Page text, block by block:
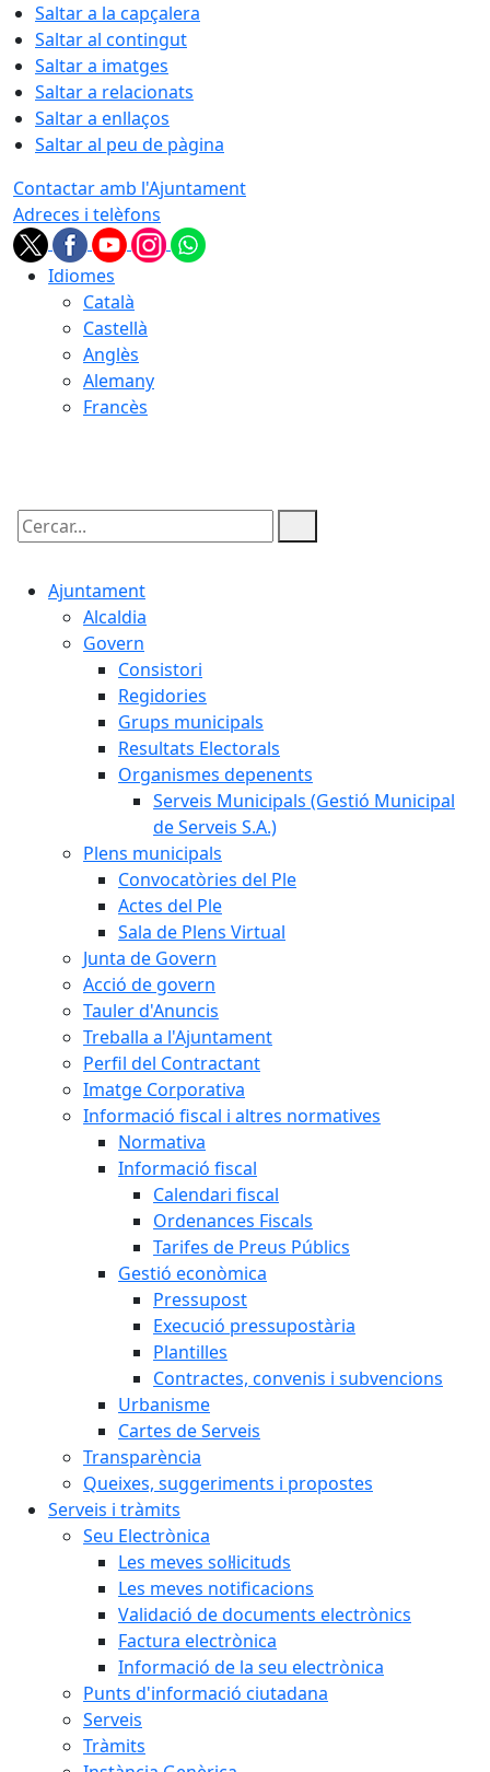
Saltar a la capçalera
Saltar al contingut
Saltar a imatges
Saltar a relacionats
Saltar a enllaços
Saltar al peu de pàgina
Contactar amb l'Ajuntament
Adreces i telèfons
Idiomes
Català
Castellà
Anglès
Alemany
Francès
Cercar:
Ajuntament
Alcaldia
Govern
Consistori
Regidories
Grups municipals
Resultats Electorals
Organismes depenents
Serveis Municipals (Gestió Municipal
de Serveis S.A.)
Plens municipals
Convocatòries del Ple
Actes del Ple
Sala de Plens Virtual
Junta de Govern
Acció de govern
Tauler d'Anuncis
Treballa a l'Ajuntament
Perfil del Contractant
Imatge Corporativa
Informació fiscal i altres normatives
Normativa
Informació fiscal
Calendari fiscal
Ordenances Fiscals
Tarifes de Preus Públics
Gestió econòmica
Pressupost
Execució pressupostària
Plantilles
Contractes, convenis i subvencions
Urbanisme
Cartes de Serveis
Transparència
Queixes, suggeriments i propostes
Serveis i tràmits
Seu Electrònica
Les meves sol·licituds
Les meves notificacions
Validació de documents electrònics
Factura electrònica
Informació de la seu electrònica
Punts d'informació ciutadana
Serveis
Tràmits